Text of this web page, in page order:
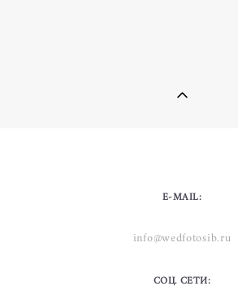
E-MAIL:
info@wedfotosib.ru
СОЦ. СЕТИ: